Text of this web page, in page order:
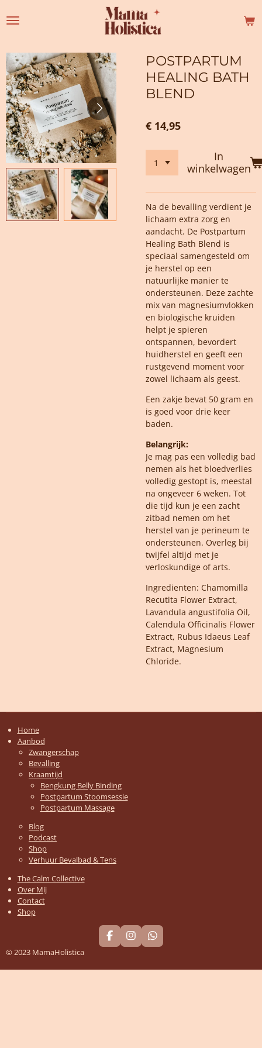
direct
hoofdinhoud
POSTPARTUM
HEALING BATH
BLEND
€ 14,95
In
winkelwagen
Na de bevalling verdient je
lichaam extra zorg en
aandacht. De Postpartum
Healing Bath Blend is
speciaal samengesteld om
je herstel op een
natuurlijke manier te
ondersteunen. Deze zachte
mix van magnesiumvlokken
en biologische kruiden
helpt je spieren
ontspannen, bevordert
huidherstel en geeft een
rustgevend moment voor
zowel lichaam als geest.
Een zakje bevat 50 gram en
is goed voor drie keer
baden.
Belangrijk:
Je mag pas een volledig bad
nemen als het bloedverlies
volledig gestopt is, meestal
na ongeveer 6 weken. Tot
die tijd kun je een zacht
zitbad nemen om het
herstel van je perineum te
ondersteunen. Overleg bij
twijfel altijd met je
verloskundige of arts.
Ingredienten: Chamomilla
Recutita Flower Extract,
Lavandula angustifolia Oil,
Calendula Officinalis Flower
Extract, Rubus Idaeus Leaf
Extract, Magnesium
Chloride.
Home
Aanbod
Zwangerschap
Bevalling
Kraamtijd
Bengkung Belly Binding
Postpartum Stoomsessie
Postpartum Massage
Blog
Podcast
Shop
Verhuur Bevalbad & Tens
The Calm Collective
Over Mij
Contact
Shop
F
a
e
I
n
t
W
h
t
© 2023 MamaHolistica